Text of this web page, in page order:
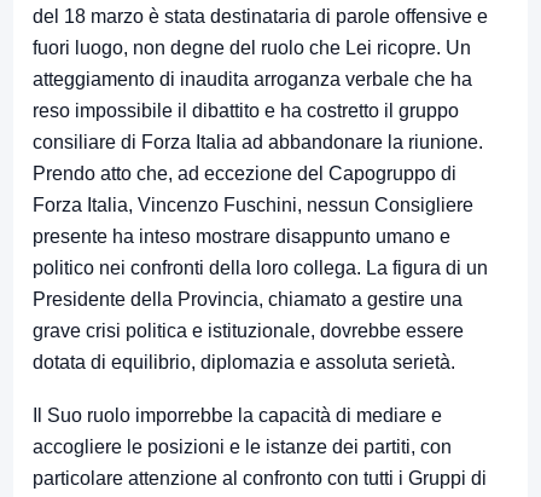
del 18 marzo è stata destinataria di parole offensive e
fuori luogo, non degne del ruolo che Lei ricopre. Un
atteggiamento di inaudita arroganza verbale che ha
reso impossibile il dibattito e ha costretto il gruppo
consiliare di Forza Italia ad abbandonare la riunione.
Prendo atto che, ad eccezione del Capogruppo di
Forza Italia, Vincenzo Fuschini, nessun Consigliere
presente ha inteso mostrare disappunto umano e
politico nei confronti della loro collega. La figura di un
Presidente della Provincia, chiamato a gestire una
grave crisi politica e istituzionale, dovrebbe essere
dotata di equilibrio, diplomazia e assoluta serietà.
Il Suo ruolo imporrebbe la capacità di mediare e
accogliere le posizioni e le istanze dei partiti, con
particolare attenzione al confronto con tutti i Gruppi di